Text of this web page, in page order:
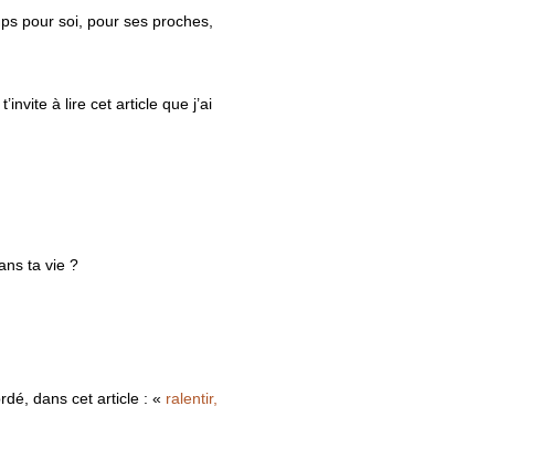
pour soi, pour ses proches,
à lire cet article que j’ai
ta vie ?
dans cet article : « ralentir,